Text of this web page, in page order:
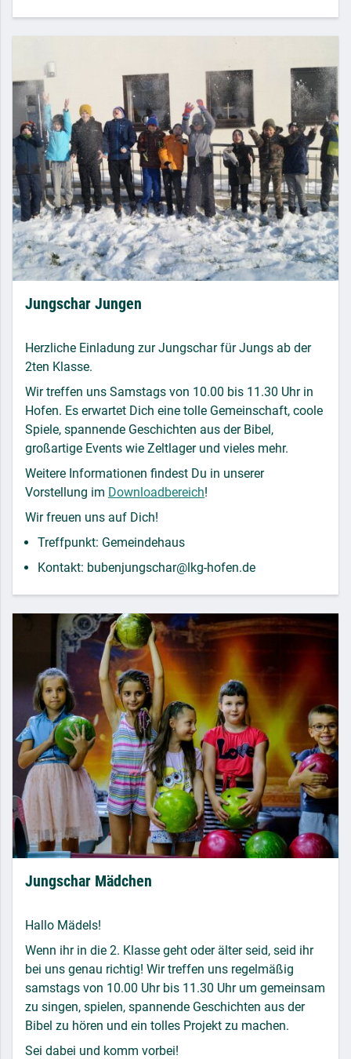
Jungschar Jungen
Herzliche Einladung zur Jungschar für Jungs ab der
2ten Klasse.
Wir treffen uns Samstags von 10.00 bis 11.30 Uhr in
Hofen. Es erwartet Dich eine tolle Gemeinschaft, coole
Spiele, spannende Geschichten aus der Bibel,
großartige Events wie Zeltlager und vieles mehr.
Weitere Informationen findest Du in unserer
Vorstellung im Downloadbereich!
Wir freuen uns auf Dich!
Treffpunkt: Gemeindehaus
Kontakt: bubenjungschar@lkg-hofen.de
Jungschar Mädchen
Hallo Mädels!
Wenn ihr in die 2. Klasse geht oder älter seid, seid ihr
bei uns genau richtig! Wir treffen uns regelmäßig
samstags von 10.00 Uhr bis 11.30 Uhr um gemeinsam
zu singen, spielen, spannende Geschichten aus der
Bibel zu hören und ein tolles Projekt zu machen.
Sei dabei und komm vorbei!